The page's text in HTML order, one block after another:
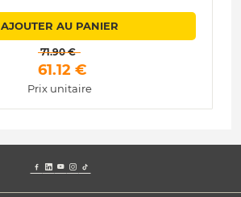
AJOUTER AU PANIER
71.90 €
61.12 €
Prix unitaire